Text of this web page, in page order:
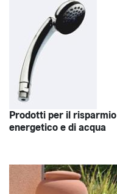
Prodotti per il risparmio
energetico e di acqua